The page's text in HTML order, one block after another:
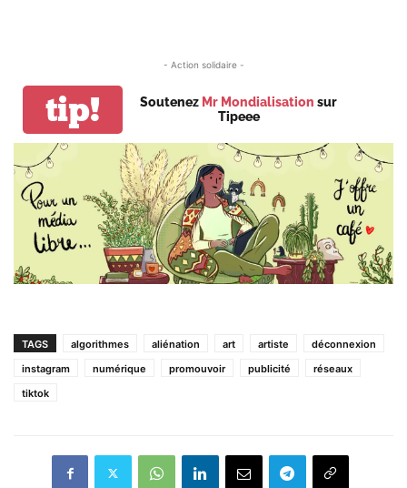
- Action solidaire -
tip! Soutenez Mr Mondialisation sur
Tipeee
TAGS algorithmes aliénation art artiste
déconnexion
instagram
numérique promouvoir publicité
réseaux
tiktok